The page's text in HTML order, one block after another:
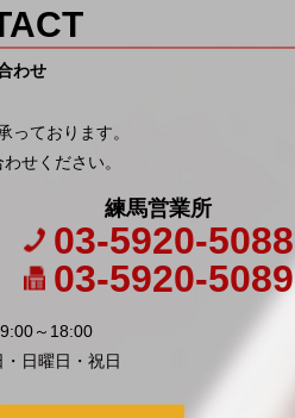
わせ
っております。
せください。
練馬営業所
03-5920-5088
03-5920-5089
9:00～18:00
・日曜日・祝日